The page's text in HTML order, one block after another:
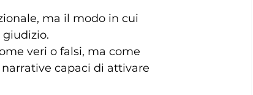
ma il modo in cui
giudizio.
veri o falsi, ma come
capaci di attivare